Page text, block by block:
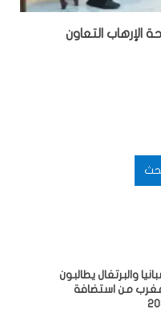
الإرهاب التعاون
والبرتغال يطالبون
من استضافة